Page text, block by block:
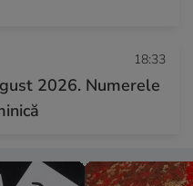
18:33
2026. Numerele